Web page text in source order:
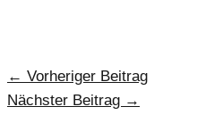
← Vorheriger Beitrag
Nächster Beitrag →